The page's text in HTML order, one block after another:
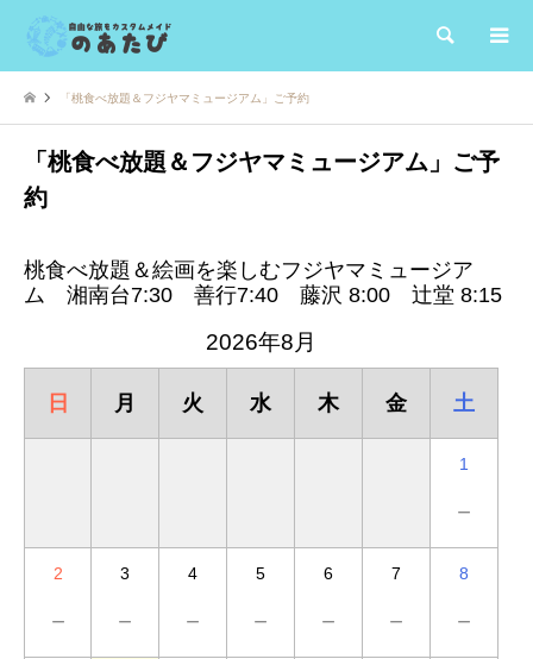
検索
「桃食べ放題＆フジヤマミュージアム」ご予約
「桃食べ放題＆フジヤマミュージアム」ご予
約
桃食べ放題＆絵画を楽しむフジヤマミュージア
ム 湘南台7:30 善行7:40 藤沢 8:00 辻堂 8:15
2026年8月
日 月 火 水 木 金 土
1
－
2
－
3
－
4
－
5
－
6
－
7
－
8
－